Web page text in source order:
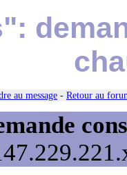
au message - Retour au